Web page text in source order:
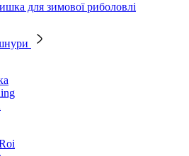
для зимової риболовлі